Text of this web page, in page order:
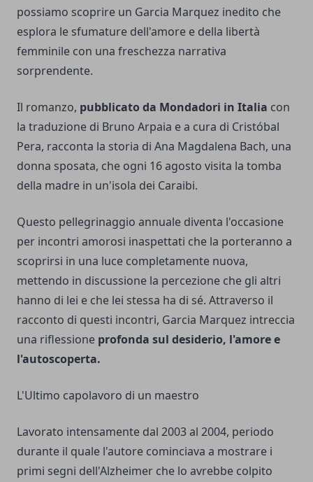
possiamo scoprire un Garcia Marquez inedito che
esplora le sfumature dell'amore e della libertà
femminile con una freschezza narrativa
sorprendente.
Il romanzo, pubblicato da Mondadori in Italia con
la traduzione di Bruno Arpaia e a cura di Cristóbal
Pera, racconta la storia di Ana Magdalena Bach, una
donna sposata, che ogni 16 agosto visita la tomba
della madre in un'isola dei Caraibi.
Questo pellegrinaggio annuale diventa l'occasione
per incontri amorosi inaspettati che la porteranno a
scoprirsi in una luce completamente nuova,
mettendo in discussione la percezione che gli altri
hanno di lei e che lei stessa ha di sé. Attraverso il
racconto di questi incontri, Garcia Marquez intreccia
una riflessione profonda sul desiderio, l'amore e
l'autoscoperta.
L'Ultimo capolavoro di un maestro
Lavorato intensamente dal 2003 al 2004, periodo
durante il quale l'autore cominciava a mostrare i
primi segni dell'Alzheimer che lo avrebbe colpito